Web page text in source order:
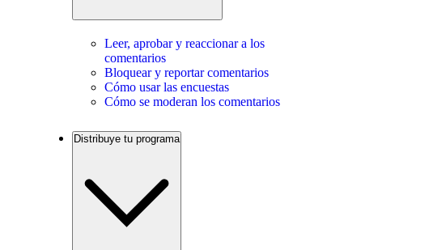
Leer, aprobar y reaccionar a los
comentarios
Bloquear y reportar comentarios
Cómo usar las encuestas
Cómo se moderan los comentarios
Distribuye tu programa